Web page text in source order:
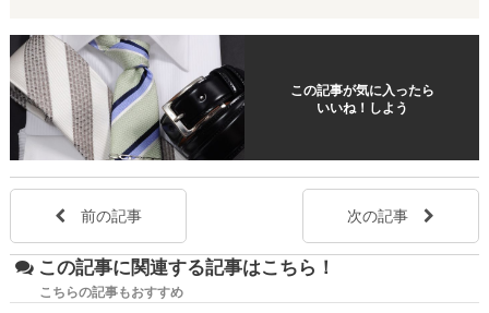
この記事が気に入ったら
いいね！しよう
前の記事 次の記事
この記事に関連する記事はこちら！
こちらの記事もおすすめ